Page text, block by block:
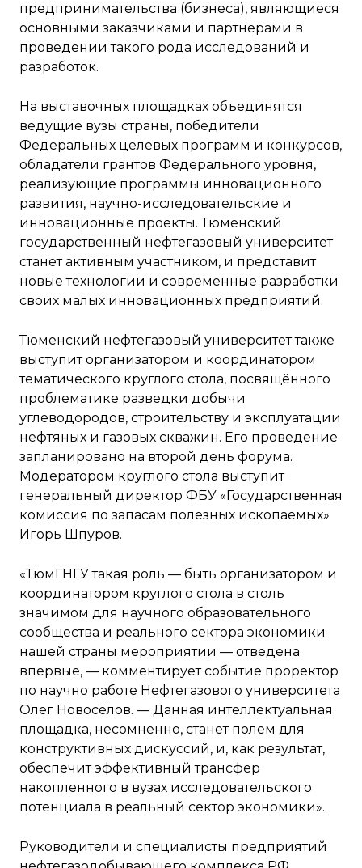
предпринимательства (бизнеса), являющиеся
основными заказчиками и партнёрами в
проведении такого рода исследований и
разработок.
На выставочных площадках объединятся
ведущие вузы страны, победители
Федеральных целевых программ и конкурсов,
обладатели грантов Федерального уровня,
реализующие программы инновационного
развития, научно-исследовательские и
инновационные проекты. Тюменский
государственный нефтегазовый университет
станет активным участником, и представит
новые технологии и современные разработки
своих малых инновационных предприятий.
Тюменский нефтегазовый университет также
выступит организатором и координатором
тематического круглого стола, посвящённого
проблематике разведки добычи
углеводородов, строительству и эксплуатации
нефтяных и газовых скважин. Его проведение
запланировано на второй день форума.
Модератором круглого стола выступит
генеральный директор ФБУ «Государственная
комиссия по запасам полезных ископаемых»
Игорь Шпуров.
«ТюмГНГУ такая роль — быть организатором и
координатором круглого стола в столь
значимом для научного образовательного
сообщества и реального сектора экономики
нашей страны мероприятии — отведена
впервые, — комментирует событие проректор
по научно работе Нефтегазового университета
Олег Новосёлов. — Данная интеллектуальная
площадка, несомненно, станет полем для
конструктивных дискуссий, и, как результат,
обеспечит эффективный трансфер
накопленного в вузах исследовательского
потенциала в реальный сектор экономики».
Руководители и специалисты предприятий